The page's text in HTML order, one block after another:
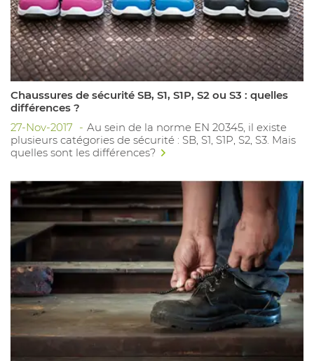
Chaussures de sécurité SB, S1, S1P, S2 ou S3 : quelles
différences ?
27-Nov-2017
Au sein de la norme EN 20345, il existe
plusieurs catégories de sécurité : SB, S1, S1P, S2, S3. Mais
quelles sont les différences?